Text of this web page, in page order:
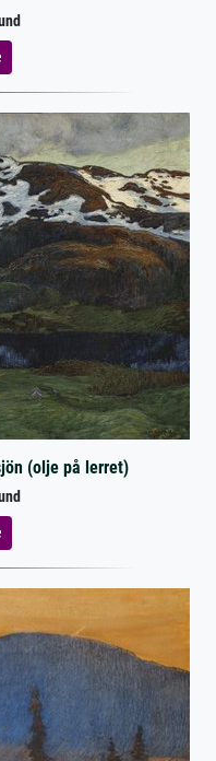
(olje på lerret)